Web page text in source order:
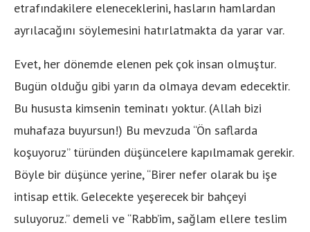
etrafındakilere eleneceklerini, hasların hamlardan
ayrılacağını söylemesini hatırlatmakta da yarar var.
Evet, her dönemde elenen pek çok insan olmuştur.
Bugün olduğu gibi yarın da olmaya devam edecektir.
Bu hususta kimsenin teminatı yoktur. (Allah bizi
muhafaza buyursun!) Bu mevzuda “Ön saflarda
koşuyoruz” türünden düşüncelere kapılmamak gerekir.
Böyle bir düşünce yerine, “Birer nefer olarak bu işe
intisap ettik. Gelecekte yeşerecek bir bahçeyi
suluyoruz.” demeli ve “Rabb’im, sağlam ellere teslim